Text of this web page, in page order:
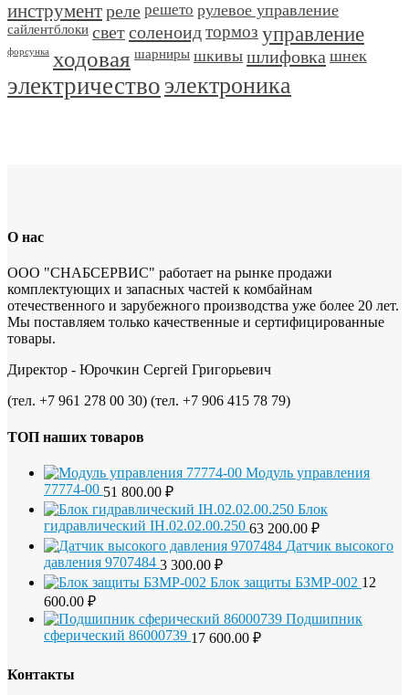
инструментреле решето рулевое управление
сайлентблоки светсоленоидтормоз управление
форсунка ходовая шарниры шкивы шлифовка шнек
электричество электроника
О нас
ООО "СНАБСЕРВИС" работает на рынке продажи
комплектующих и запасных частей к комбайнам
отечественного и зарубежного производства уже более 20 лет.
Мы поставляем только качественные и сертифицированные
товары.
Директор - Юрочкин Сергей Григорьевич
(тел. +7 961 278 00 30) (тел. +7 906 415 78 79)
ТОП наших товаров
Модуль управления
77774-00 51 800.00 ₽
Блок
гидравлический IH.02.02.00.250 63 200.00 ₽
Датчик высокого
давления 9707484 3 300.00 ₽
Блок защиты БЗМР-002 12
600.00 ₽
Подшипник
сферический 86000739 17 600.00 ₽
Контакты